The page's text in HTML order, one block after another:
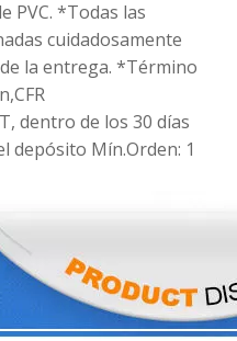
PVC. *Todas las
cuidadosamente
la entrega. *Término
dentro de los 30 días
depósito Mín.Orden: 1